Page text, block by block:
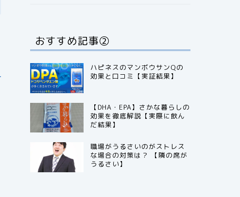
おすすめ記事②
ハピネスのマンボウサンQの
効果と口コミ【実証結果】
【DHA・EPA】さかな暮らしの
効果を徹底解説【実際に飲ん
だ結果】
職場がうるさいのがストレス
な場合の対策は？ 【隣の席が
うるさい】